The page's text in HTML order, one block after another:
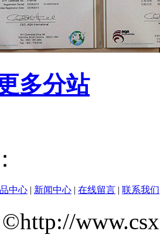
多分站
中心 | 新闻中心 | 在线留言 | 联系我们